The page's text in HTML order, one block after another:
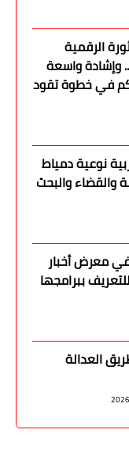
الرقمية
وإشادة واسعة
في خطوة تقود
نوعية دمياط
والقضاء والبحث
معرض أخبار
ببرامجها
العدالة